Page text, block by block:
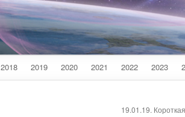
2018 2019 2020 2021 2022 2023
19.01.19.